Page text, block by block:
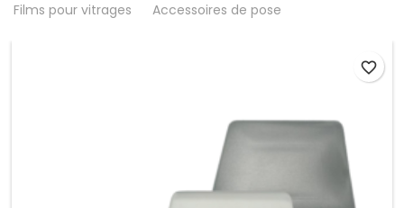
Films pour vitrages Accessoires de pose
favorite_border